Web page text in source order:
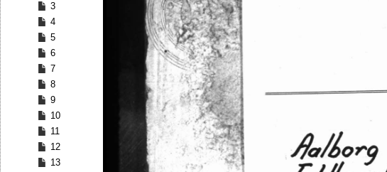
3
4
5
6
7
8
9
10
11
12
13